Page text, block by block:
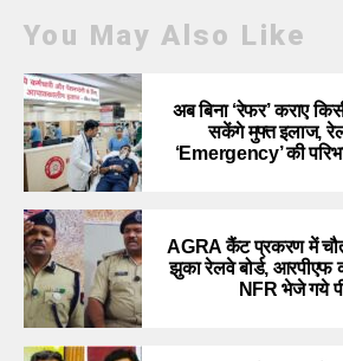
You May Also Like
अब बिना ‘रेफर’ कराए
सकेंगे मुफ्त इलाज,
‘Emergency’ की
AGRA कैंट प्रकरण में
झुका रेलवे बोर्ड, आरपीएफ
NFR भेजे गये